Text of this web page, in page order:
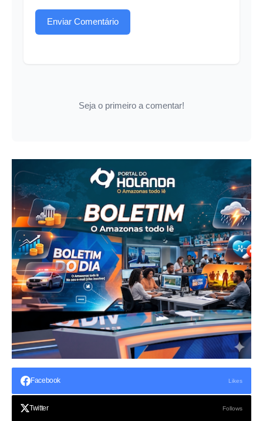
Enviar Comentário
Seja o primeiro a comentar!
Facebook Likes
Twitter Follows